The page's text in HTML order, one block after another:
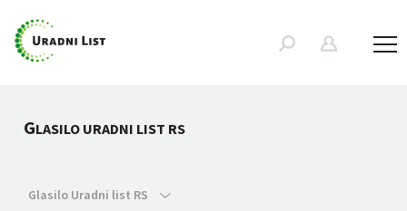
GLASILO URADNI LIST RS
Glasilo Uradni list RS